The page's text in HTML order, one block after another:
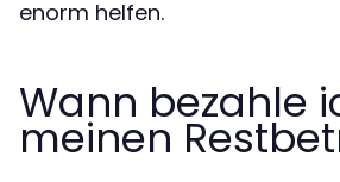
enorm helfen.
Wann bezahle
meinen